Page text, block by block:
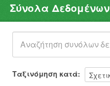
Σύνολα Δεδομένων
Φορείς
Ομάδες
Σχετικά
Σύνολα Δεδομένων
Ταξινόμηση κατά